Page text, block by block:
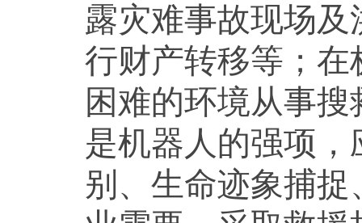
露灾难事故现场
行财产转移等；
困难的环境从事
是机器人的强项
别、生命迹象捕